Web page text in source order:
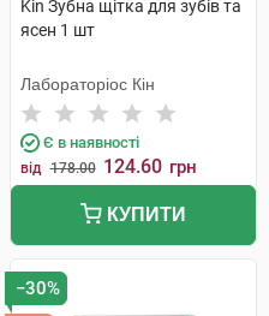
Kin Зубна щітка для зубів та
ясен 1 шт
Лабораторіос Кін
Є в наявності
від 178.00 124.60 грн
КУПИТИ
−30%